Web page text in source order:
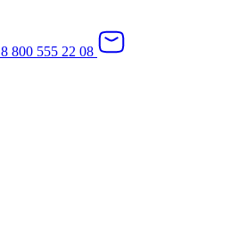
8 800 555 22 08